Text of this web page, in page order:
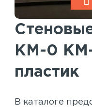
Акустические
Реечный потолок
Индивидуальные
КМ-0 КМ-
пластик
В каталоге